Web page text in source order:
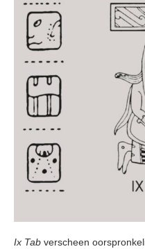
Ix Tab verscheen